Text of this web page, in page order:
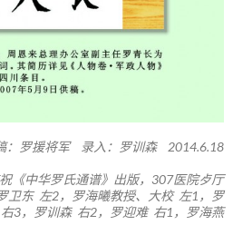
：罗援将军 录入：罗训森 2014.6.18
《中华罗氏通谱》出版，307医院歺厅
卫东 左2，罗海曦教授、大校 左1，罗
3，罗训森 右2，罗迎难 右1，罗海燕